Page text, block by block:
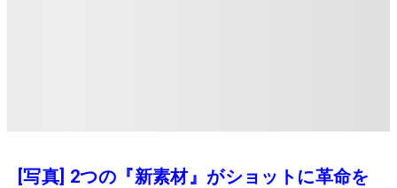
[写真] 2つの『新素材』がショットに革命を